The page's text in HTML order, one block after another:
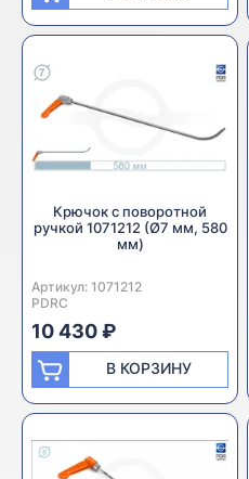
Крючок с поворотной
ручкой 1071212 (Ø7 мм, 580
мм)
Артикул: 1071212
Производитель:
PDRC
10 430 ₽
В КОРЗИНУ